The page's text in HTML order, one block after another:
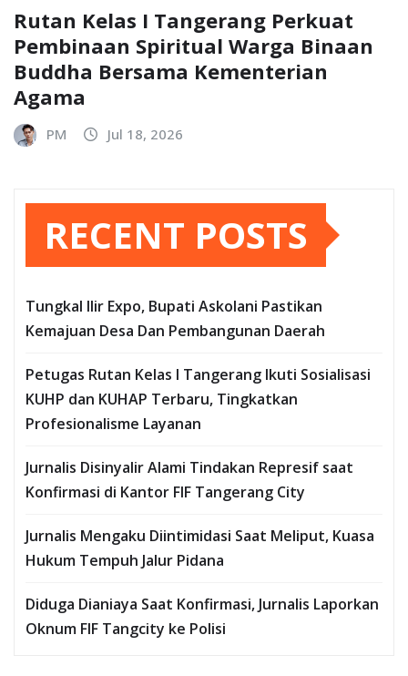
Rutan Kelas I Tangerang Perkuat
Pembinaan Spiritual Warga Binaan
Buddha Bersama Kementerian
Agama
PM Jul 18, 2026
RECENT POSTS
Tungkal Ilir Expo, Bupati Askolani Pastikan
Kemajuan Desa Dan Pembangunan Daerah
Petugas Rutan Kelas I Tangerang Ikuti Sosialisasi
KUHP dan KUHAP Terbaru, Tingkatkan
Profesionalisme Layanan
Jurnalis Disinyalir Alami Tindakan Represif saat
Konfirmasi di Kantor FIF Tangerang City
Jurnalis Mengaku Diintimidasi Saat Meliput, Kuasa
Hukum Tempuh Jalur Pidana
Diduga Dianiaya Saat Konfirmasi, Jurnalis Laporkan
Oknum FIF Tangcity ke Polisi